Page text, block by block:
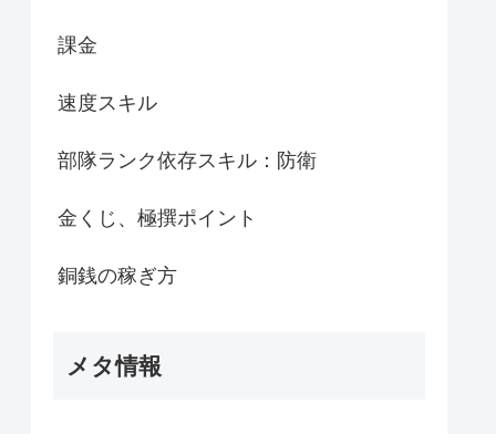
課金
速度スキル
部隊ランク依存スキル：防衛
金くじ、極撰ポイント
銅銭の稼ぎ方
メタ情報